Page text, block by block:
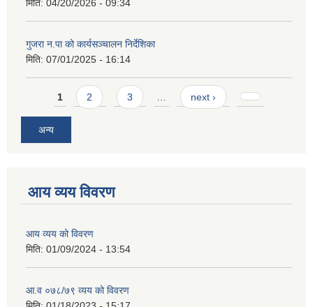
मिति: 04/20/2026 - 09:34
गुजरा न.पा को कार्यसञ्चालन निर्देशिका
मिति: 07/01/2025 - 16:14
Pages
1 2 3 … next ›
अन्य
आय व्यय विवरण
आय व्यय को विवरण
मिति: 01/09/2024 - 13:54
आ.व ०७८/७९ व्यय को विवरण